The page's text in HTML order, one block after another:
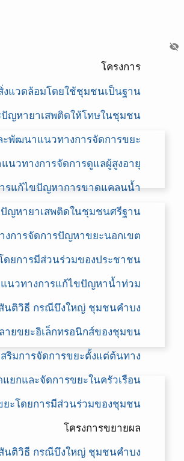
visibility_off
โครงการ
งแวดล้อมโดยใช้ชุมชนเป็นฐาน
ปัญหายาเสพติดให้โทษในชุมชน
ะพัฒนาแนวทางการจัดการขยะ
นวทางการจัดการดูแลผู้สูงอายุ
รแก้ไขปัญหาการขาดแคลนน้ำ
ปัญหายาเสพติดในชุมชนศรีฐาน
การจัดการปัญหาขยะนอกเขต
ยการมีส่วนร่วมของประชาชน
นวทางการแก้ไขปัญหาน้ำท่วม
นติวิธี กรณีบึงใหญ่ ชุมชนคำบง
ายขยะอิเล็กทรอนิกส์ของชุมขน
ริมการจัดการขยะตั้งแต่ต้นทาง
ยกและจัดการขยะในครัวเรือน
ยะโดยการมีส่วนร่วมของชุมชน
โครงการขยายผล
นติวิธี กรณีบึงใหญ่ ชุมชนคำบง